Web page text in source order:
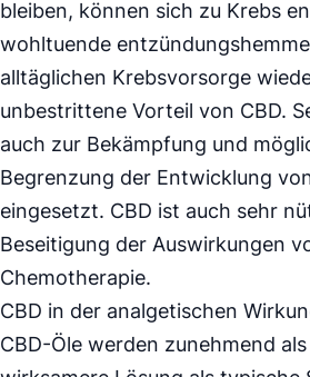
bleiben, können sich zu Krebs
wohltuende
alltäglichen Krebsvorsorge
unbestrittene Vorteil von CBD.
auch zur Bekämpfung und
Begrenzung der Entwicklung
eingesetzt. CBD ist auch sehr
Beseitigung der Auswirkungen
Chemotherapie.
CBD in der analgetischen
CBD-Öle werden zunehmend